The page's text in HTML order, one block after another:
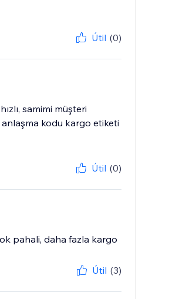
Útil (0)
samimi müşteri
kodu kargo etiketi
Útil (0)
pahali, daha fazla kargo
Útil (3)